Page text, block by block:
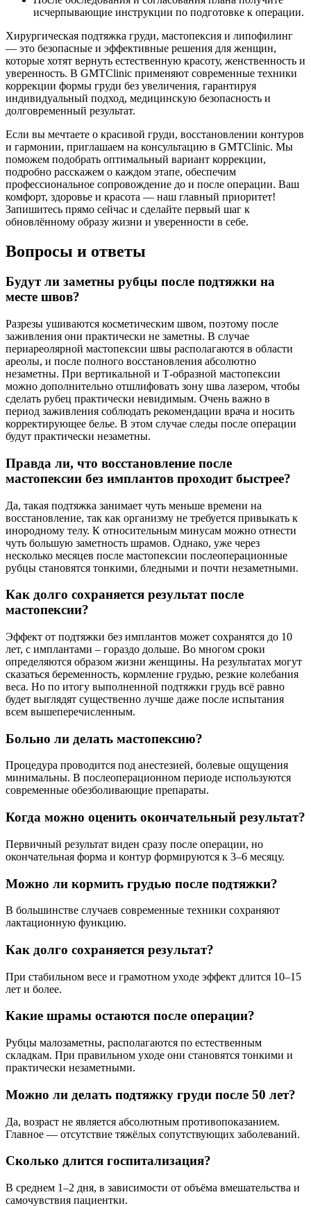
исчерпывающие инструкции по подготовке к операции.
Хирургическая подтяжка груди, мастопексия и липофилинг
— это безопасные и эффективные решения для женщин,
которые хотят вернуть естественную красоту, женственность и
уверенность. В GMTClinic применяют современные техники
коррекции формы груди без увеличения, гарантируя
индивидуальный подход, медицинскую безопасность и
долговременный результат.
Если вы мечтаете о красивой груди, восстановлении контуров
и гармонии, приглашаем на консультацию в GMTClinic. Мы
поможем подобрать оптимальный вариант коррекции,
подробно расскажем о каждом этапе, обеспечим
профессиональное сопровождение до и после операции. Ваш
комфорт, здоровье и красота — наш главный приоритет!
Запишитесь прямо сейчас и сделайте первый шаг к
обновлённому образу жизни и уверенности в себе.
Вопросы и ответы
Будут ли заметны рубцы после подтяжки на
месте швов?
Разрезы ушиваются косметическим швом, поэтому после
заживления они практически не заметны. В случае
периареолярной мастопексии швы располагаются в области
ареолы, и после полного восстановления абсолютно
незаметны. При вертикальной и Т-образной мастопексии
можно дополнительно отшлифовать зону шва лазером, чтобы
сделать рубец практически невидимым. Очень важно в
период заживления соблюдать рекомендации врача и носить
корректирующее белье. В этом случае следы после операции
будут практически незаметны.
Правда ли, что восстановление после
мастопексии без имплантов проходит быстрее?
Да, такая подтяжка занимает чуть меньше времени на
восстановление, так как организму не требуется привыкать к
инородному телу. К относительным минусам можно отнести
чуть большую заметность шрамов. Однако, уже через
несколько месяцев после мастопексии послеоперационные
рубцы становятся тонкими, бледными и почти незаметными.
Как долго сохраняется результат после
мастопексии?
Эффект от подтяжки без имплантов может сохранятся до 10
лет, с имплантами – гораздо дольше. Во многом сроки
определяются образом жизни женщины. На результатах могут
сказаться беременность, кормление грудью, резкие колебания
веса. Но по итогу выполненной подтяжки грудь всё равно
будет выглядят существенно лучше даже после испытания
всем вышеперечисленным.
Больно ли делать мастопексию?
Процедура проводится под анестезией, болевые ощущения
минимальны. В послеоперационном периоде используются
современные обезболивающие препараты.
Когда можно оценить окончательный результат?
Первичный результат виден сразу после операции, но
окончательная форма и контур формируются к 3–6 месяцу.
Можно ли кормить грудью после подтяжки?
В большинстве случаев современные техники сохраняют
лактационную функцию.
Как долго сохраняется результат?
При стабильном весе и грамотном уходе эффект длится 10–15
лет и более.
Какие шрамы остаются после операции?
Рубцы малозаметны, располагаются по естественным
складкам. При правильном уходе они становятся тонкими и
практически незаметными.
Можно ли делать подтяжку груди после 50 лет?
Да, возраст не является абсолютным противопоказанием.
Главное — отсутствие тяжёлых сопутствующих заболеваний.
Сколько длится госпитализация?
В среднем 1–2 дня, в зависимости от объёма вмешательства и
самочувствия пациентки.